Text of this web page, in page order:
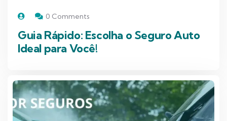
0 Comments
Guia Rápido: Escolha o Seguro Auto
Ideal para Você!